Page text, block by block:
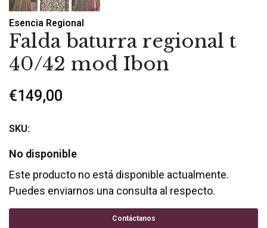
Esencia Regional
Falda baturra regional t
40/42 mod Ibon
€149,00
SKU:
No disponible
Este producto no está disponible actualmente.
Puedes enviarnos una consulta al respecto.
Contáctanos